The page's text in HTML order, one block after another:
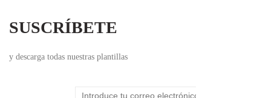
SUSCRÍBETE
y descarga todas nuestras plantillas